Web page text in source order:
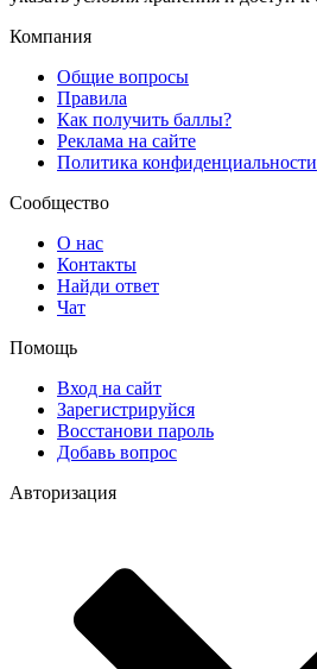
Компания
Общие вопросы
Правила
Как получить баллы?
Реклама на сайте
Политика конфиденциальности
Сообщество
О нас
Контакты
Найди ответ
Чат
Помощь
Вход на сайт
Зарегистрируйся
Восстанови пароль
Добавь вопрос
Авторизация